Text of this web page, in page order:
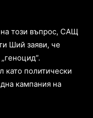
този въпрос, САЩ
Ший заяви, че
като политически
кампания на